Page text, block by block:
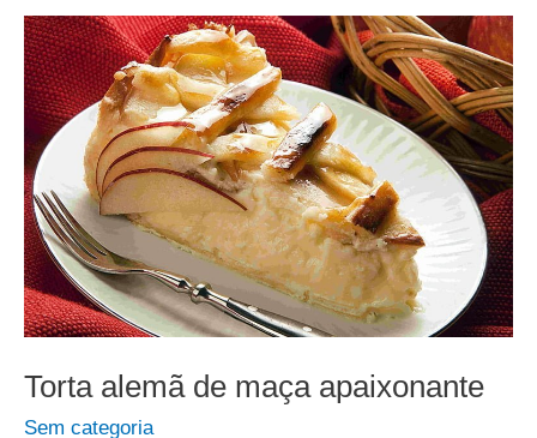
Torta alemã de maça apaixonante
Sem categoria